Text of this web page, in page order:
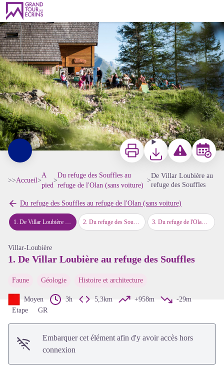
De Villar Loubière au refuge des Souffles
Voir l'image en plein écran
ImprimerTéléchargerSignaler unRéserver
>>Accueil>
A
pied
>
Du refuge des Souffles au
refuge de l'Olan (sans voiture)
>
De Villar Loubière au
refuge des Souffles
Du refuge des Souffles au refuge de l'Olan (sans voiture)
1 De Villar Loubière au refuge des Souffles 2. Du refuge des Souffles au refuge de l'Olan 3 .Du refuge de l'Olan à la Chapelle-en-Valgaudemar
Villar-Loubière
1. De Villar Loubière au refuge des Souffles
Faune Géologie Histoire et architecture
Moyen 3h 5,3km +958m
-29m
Etape
GR
Embarquer cet élément afin d'y avoir accès hors
connexion